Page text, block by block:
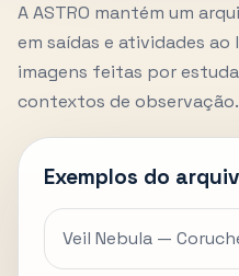
A ASTRO mantém um
em saídas e atividades
imagens feitas por
contextos de observação.
Exemplos do
Veil Nebula —